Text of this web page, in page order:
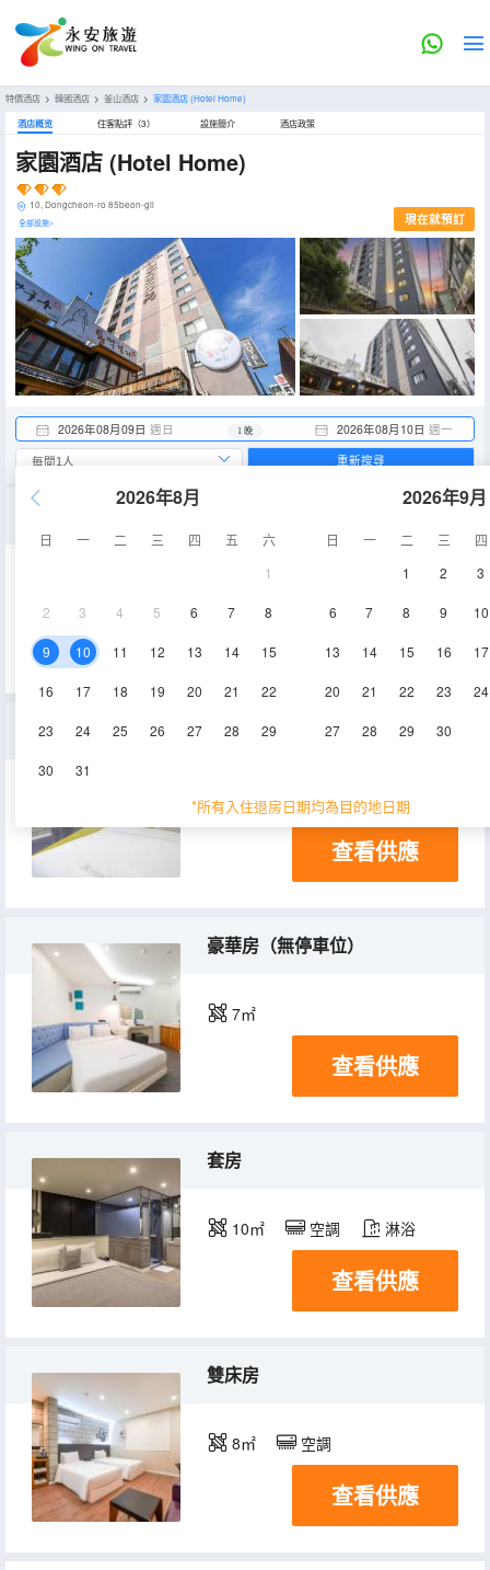
特價酒店 > 韓國酒店 > 釜山酒店 > 家園酒店(Hotel Home)
酒店概览 住客點評（3） 設施簡介 酒店政策
家園酒店 (Hotel Home)
10, Dongcheon-ro 85beon-gil
全部設施> 現在就預訂
2026年08月09日 週日 2026年08月10日 週一
1 晚
2026年8月
日 一 二 三 四 五
六
1
2 3 4 5 6 7 8
9 10 11 12 13 14 15
16 17 18 19 20 21 22
23 24 25 26 27 28 29
30 31
2026年9月
日 一 二 三
四
1
2 3
6 7 8 9 10
13 14 15 16 17
20 21 22 23 24
27 28 29 30
*所有入住退房日期均為目的地日期
重新搜尋
皇家套房
15㎡
查看供應
豪華房（無停車位）
7㎡
查看供應
套房
10㎡ 空調 淋浴
查看供應
雙床房
8㎡ 空調
查看供應